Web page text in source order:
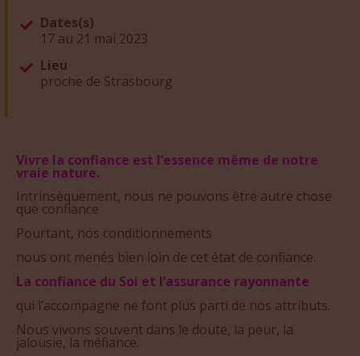
Dates(s)
17 au 21 mai 2023
Lieu
proche de Strasbourg
Vivre la confiance est l’essence même de notre
vraie nature.
Intrinsèquement, nous ne pouvons être autre chose
que confiance
Pourtant, nos conditionnements
nous ont menés bien loin de cet état de confiance.
La confiance du Soi et l’assurance rayonnante
qui l’accompagne ne font plus parti de nos attributs.
Nous vivons souvent dans le doute, la peur, la
jalousie, la méfiance.